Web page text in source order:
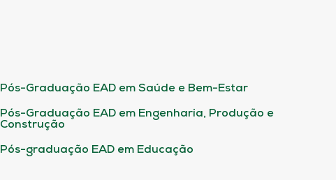
Pós-Graduação EAD em Saúde e Bem-Estar
Pós-Graduação EAD em Engenharia, Produção e
Construção
Pós-graduação EAD em Educação